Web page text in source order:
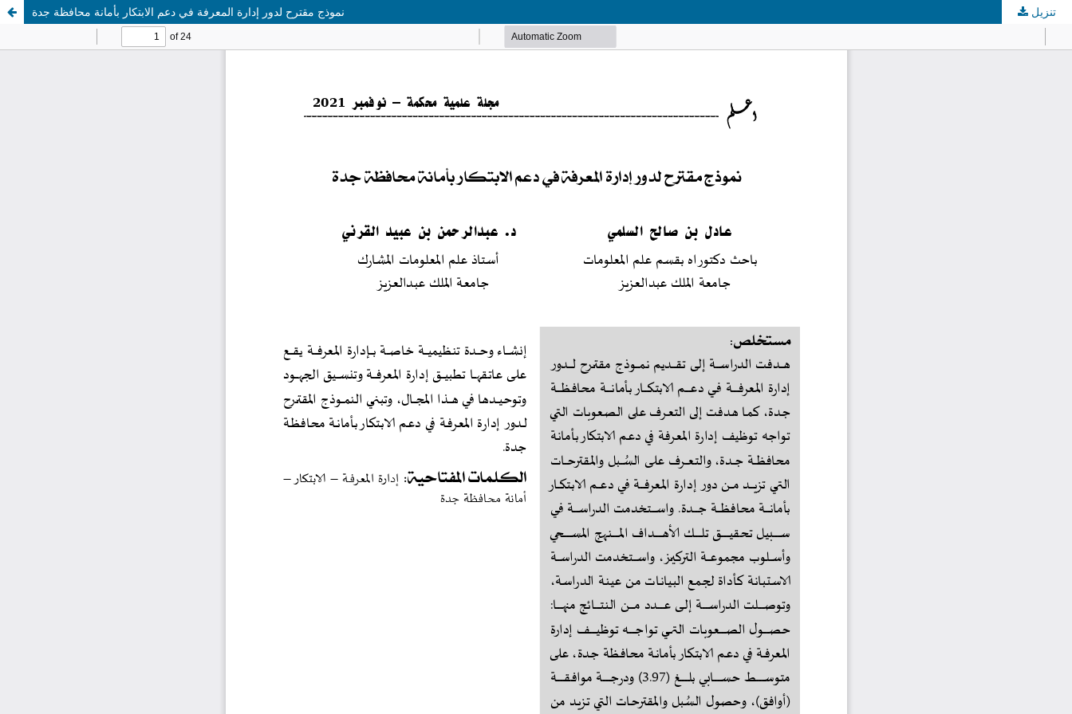
نموذج مقترح لدور إدارة المعرفة في دعم الابتكار بأمانة محافظة جدة تنزيل